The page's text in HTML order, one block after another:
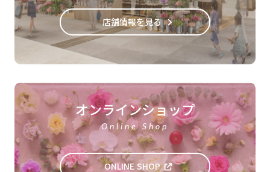
店舗情報を見る
オンラインショップ
Online Shop
ONLINE SHOP